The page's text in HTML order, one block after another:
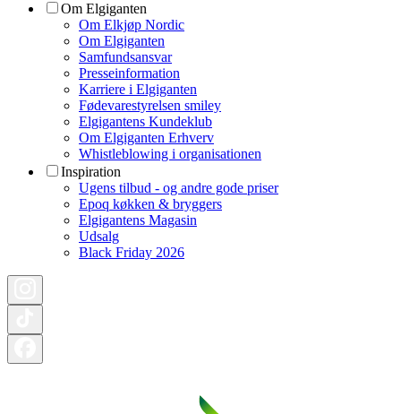
Om Elgiganten
Om Elkjøp Nordic
Om Elgiganten
Samfundsansvar
Presseinformation
Karriere i Elgiganten
Fødevarestyrelsen smiley
Elgigantens Kundeklub
Om Elgiganten Erhverv
Whistleblowing i organisationen
Inspiration
Ugens tilbud - og andre gode priser
Epoq køkken & bryggers
Elgigantens Magasin
Udsalg
Black Friday 2026